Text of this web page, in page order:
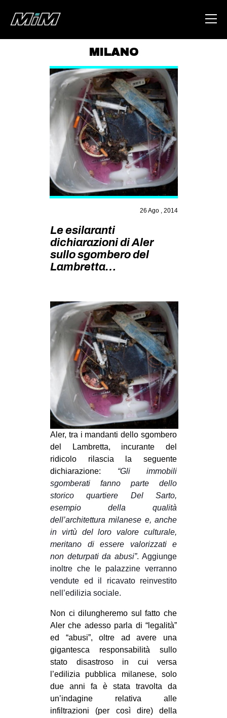
ABOUT
AREA
DEGENERAZIONE
GAZA FREESTYLE
CSOA LAMBRETTA
MSM
STUDENTI TSUNAMI
MILANO
MOBILITAZIONI
SPAZI
MOVIMENTI
AMBIENTE
ANTIFASCISMO
DIRITTO ALL’ABITARE
GENERI
MIGRAZIONI
PRECARIATO
REPRESSIONE
STUDENTI
CULTURE
ARTE
CINEMA
MANIFESTI
MUSICA
INTERNAZIONALE
AFRICA
ESTREMO ORIENTE
EUROPA
MEDIO ORIENTE
MONDO
EVENTI
MILANO
26 Ago , 2014
Le esilaranti
dichiarazioni di Aler
sullo sgombero del
Lambretta…
Aler, tra i mandanti dello sgombero
del Lambretta, incurante del
ridicolo rilascia la seguente
dichiarazione: “Gli immobili
sgomberati fanno parte dello
storico quartiere Del Sarto,
esempio della qualità
dell’architettura milanese e, anche
in virtù del loro valore culturale,
meritano di essere valorizzati e
non deturpati da abusi”. Aggiunge
inoltre che le palazzine verranno
vendute ed il ricavato reinvestito
nell’edilizia sociale.
Non ci dilungheremo sul fatto che
Aler che adesso parla di “legalità”
ed “abusi”, oltre ad avere una
gigantesca responsabilità sullo
stato disastroso in cui versa
l’edilizia pubblica milanese, solo
due anni fa è stata travolta da
un’indagine relativa alle
infiltrazioni (per così dire) della